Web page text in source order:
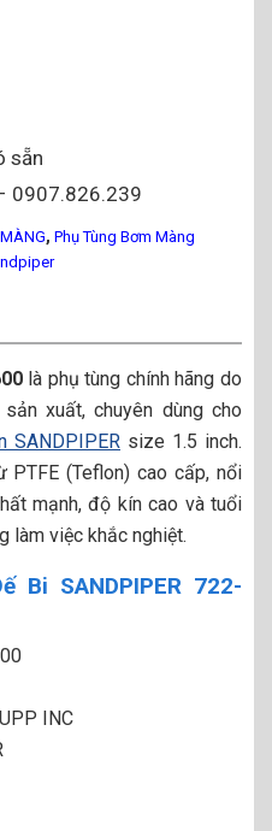
sẵn
0907.826.239
, Phụ Tùng Bơm Màng
là phụ tùng chính hãng do
sản xuất, chuyên dùng cho
SANDPIPER size 1.5 inch.
(Teflon) cao cấp, nổi
mạnh, độ kín cao và tuổi
làm việc khắc nghiệt.
SANDPIPER 722-
INC